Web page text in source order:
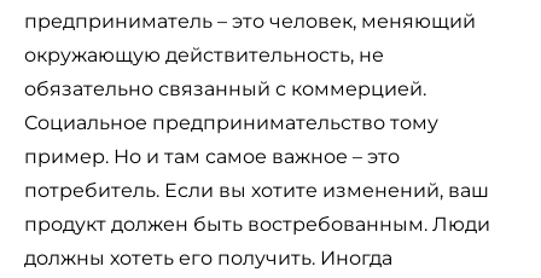
предприниматель – это человек, меняющий
окружающую действительность, не
обязательно связанный с коммерцией.
Социальное предпринимательство тому
пример. Но и там самое важное – это
потребитель. Если вы хотите изменений, ваш
продукт должен быть востребованным. Люди
должны хотеть его получить. Иногда